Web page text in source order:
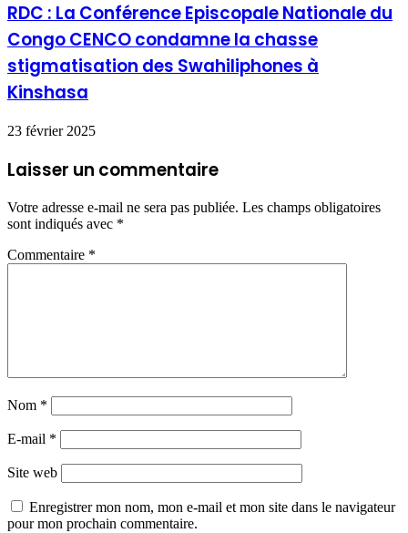
RDC : La Conférence Episcopale Nationale du
Congo CENCO condamne la chasse
stigmatisation des Swahiliphones à
Kinshasa
23 février 2025
Laisser un commentaire
Votre adresse e-mail ne sera pas publiée. Les champs obligatoires
sont indiqués avec *
Commentaire *
Nom *
E-mail *
Site web
Enregistrer mon nom, mon e-mail et mon site dans le navigateur
pour mon prochain commentaire.